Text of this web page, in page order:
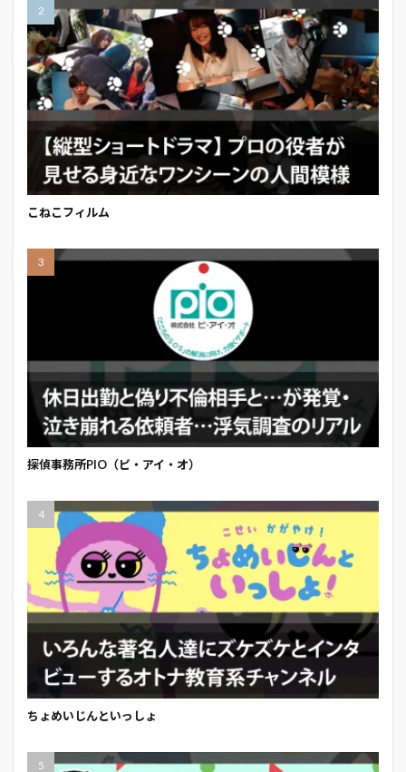
こねこフィルム
探偵事務所PIO（ピ・アイ・オ）
ちょめいじんといっしょ